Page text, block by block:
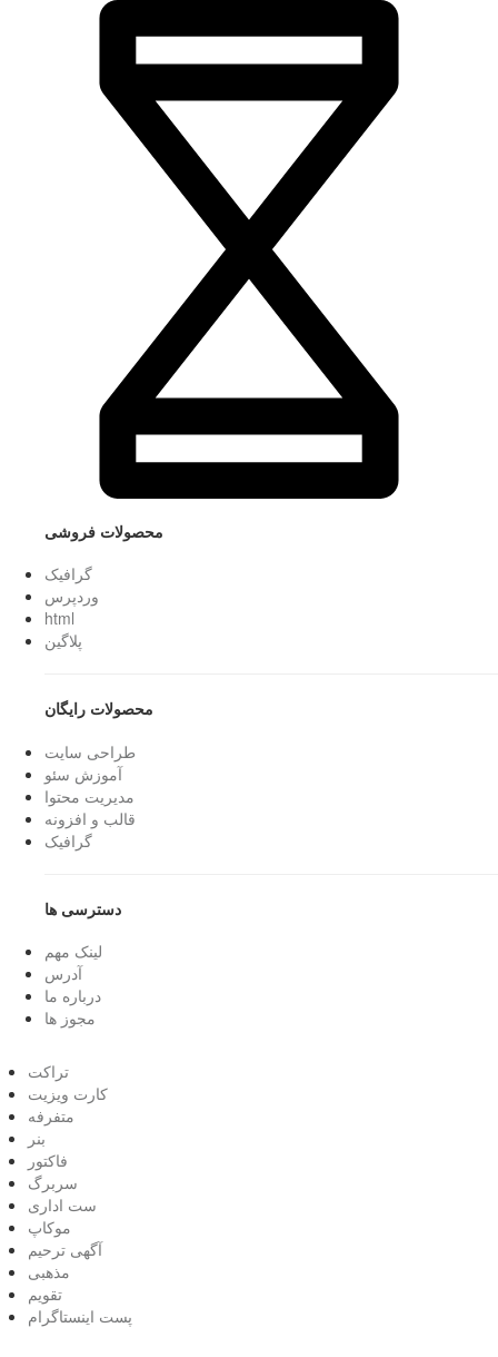
محصولات فروشی
گرافیک
وردپرس
html
پلاگین
محصولات رایگان
طراحی سایت
آموزش سئو
مدیریت محتوا
قالب و افزونه
گرافیک
دسترسی ها
لینک مهم
آدرس
درباره ما
مجوز ها
تراکت
کارت ویزیت
متفرفه
بنر
فاکتور
سربرگ
ست اداری
موکاپ
آگهی ترحیم
مذهبی
تقویم
پست اینستاگرام